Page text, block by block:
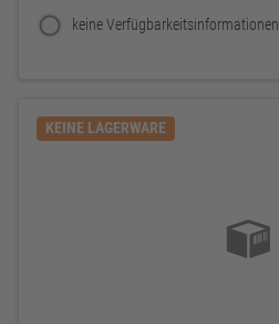
keine Verfügbarkeitsinformationen
KEINE LAGERWARE